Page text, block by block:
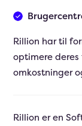
Rillion har til
optimere
omkostninger
Rillion er en